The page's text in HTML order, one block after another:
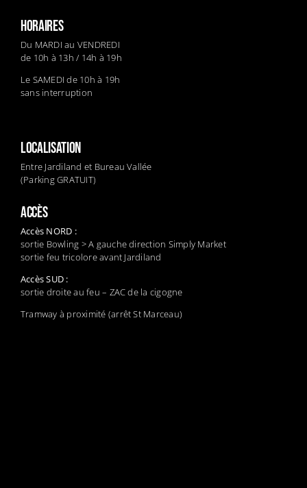
HORAIRES
Du MARDI au VENDREDI
de 10h à 13h / 14h à 19h
Le SAMEDI de 10h à 19h
sans interruption
LOCALISATION
Entre Jardiland et Bureau Vallée
(Parking GRATUIT)
ACCÈS
Accès NORD :
sortie Bowling > A gauche direction Simply Market
sortie feu tricolore avant Jardiland
Accès SUD :
sortie droite au feu – ZAC de la cigogne
Tramway à proximité (arrêt St Marceau)